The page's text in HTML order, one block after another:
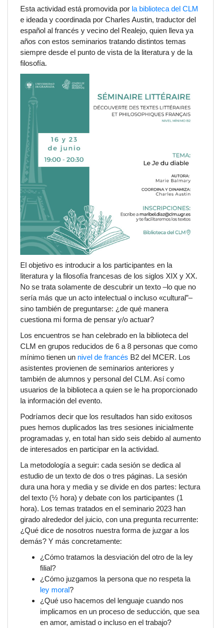
Esta actividad está promovida por la biblioteca del CLM
e ideada y coordinada por Charles Austin, traductor del
español al francés y vecino del Realejo, quien lleva ya
años con estos seminarios tratando distintos temas
siempre desde el punto de vista de la literatura y de la
filosofía.
El objetivo es introducir a los participantes en la
literatura y la filosofía francesas de los siglos XIX y XX.
No se trata solamente de descubrir un texto –lo que no
sería más que un acto intelectual o incluso «cultural”–
sino también de preguntarse: ¿de qué manera
cuestiona mi forma de pensar y/o actuar?
Los encuentros se han celebrado en la biblioteca del
CLM en grupos reducidos de 6 a 8 personas que como
mínimo tienen un nivel de francés B2 del MCER. Los
asistentes provienen de seminarios anteriores y
también de alumnos y personal del CLM. Así como
usuarios de la biblioteca a quien se le ha proporcionado
la información del evento.
Podríamos decir que los resultados han sido exitosos
pues hemos duplicados las tres sesiones inicialmente
programadas y, en total han sido seis debido al aumento
de interesados en participar en la actividad.
La metodología a seguir: cada sesión se dedica al
estudio de un texto de dos o tres páginas. La sesión
dura una hora y media y se divide en dos partes: lectura
del texto (½ hora) y debate con los participantes (1
hora). Los temas tratados en el seminario 2023 han
girado alrededor del juicio, con una pregunta recurrente:
¿Qué dice de nosotros nuestra forma de juzgar a los
demás? Y más concretamente:
¿Cómo tratamos la desviación del otro de la ley
filial?
¿Cómo juzgamos la persona que no respeta la
ley moral?
¿Qué uso hacemos del lenguaje cuando nos
implicamos en un proceso de seducción, que sea
en amor, amistad o incluso en el trabajo?